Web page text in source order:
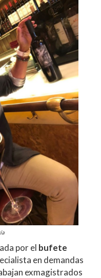
por el bufete
en demandas
exmagistrados